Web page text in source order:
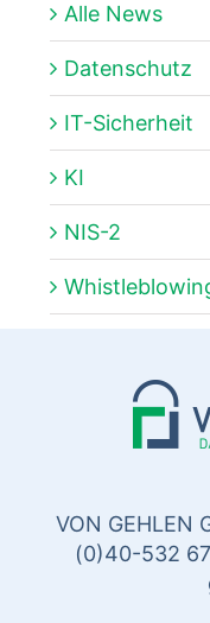
Alle News
Datenschutz
IT-Sicherheit
KI
NIS-2
VON GEHLEN
(0)40-532